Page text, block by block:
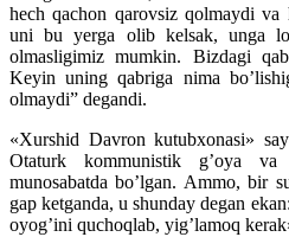
hech qachon qarovsiz qolmaydi
uni bu yerga olib kelsak, unga
olmasligimiz mumkin. Bizdagi
Keyin uning qabriga nima
olmaydi” degandi.
«Xurshid Davron kutubxonasi»
Otaturk kommunistik g’oya va
munosabatda bo’lgan. Ammo, bir
gap ketganda, u shunday degan
oyog’ini quchoqlab, yig’lamoq